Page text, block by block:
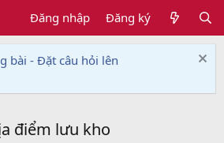
Đăng nhập Đăng ký
bài - Đặt câu hỏi lên
điểm lưu kho